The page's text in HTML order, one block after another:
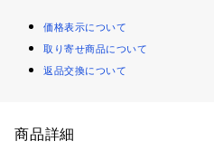
価格表示について
取り寄せ商品について
返品交換について
商品詳細